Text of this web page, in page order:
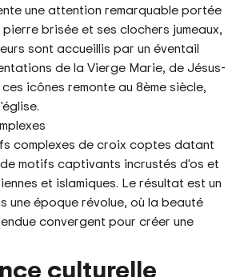
une attention remarquable portée
brisée et ses clochers jumeaux,
sont accueillis par un éventail
de la Vierge Marie, de Jésus-
icônes remonte au 8ème siècle,
complexes de croix coptes datant
motifs captivants incrustés d'os et
et islamiques. Le résultat est un
une époque révolue, où la beauté
convergent pour créer une
culturelle